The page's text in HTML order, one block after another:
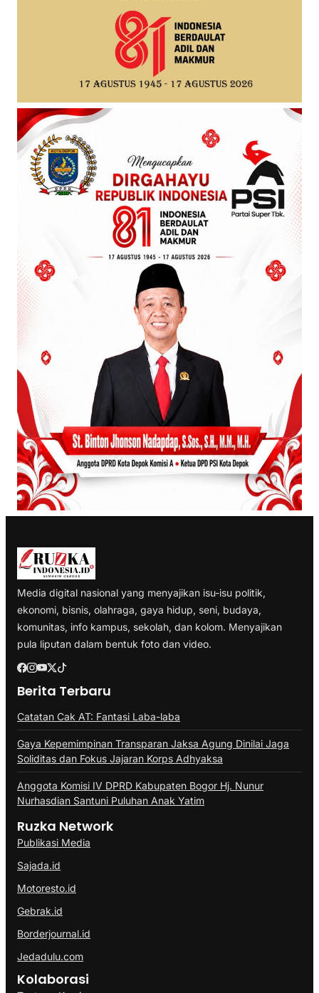
Media digital nasional yang menyajikan isu-isu politik,
ekonomi, bisnis, olahraga, gaya hidup, seni, budaya,
komunitas, info kampus, sekolah, dan kolom. Menyajikan
pula liputan dalam bentuk foto dan video.
Berita Terbaru
Catatan Cak AT: Fantasi Laba-laba
Gaya Kepemimpinan Transparan Jaksa Agung Dinilai Jaga
Soliditas dan Fokus Jajaran Korps Adhyaksa
Anggota Komisi IV DPRD Kabupaten Bogor Hj. Nunur
Nurhasdian Santuni Puluhan Anak Yatim
Ruzka Network
Publikasi Media
Sajada.id
Motoresto.id
Gebrak.id
Borderjournal.id
Jedadulu.com
Kolaborasi